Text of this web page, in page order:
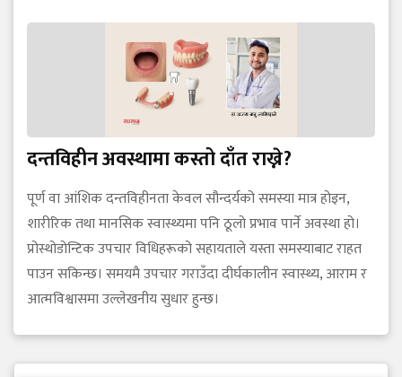
दन्तविहीन अवस्थामा कस्तो दाँत राख्ने?
पूर्ण वा आंशिक दन्तविहीनता केवल सौन्दर्यको समस्या मात्र होइन,
शारीरिक तथा मानसिक स्वास्थ्यमा पनि ठूलो प्रभाव पार्ने अवस्था हो।
प्रोस्थोडोन्टिक उपचार विधिहरूको सहायताले यस्ता समस्याबाट राहत
पाउन सकिन्छ। समयमै उपचार गराउँदा दीर्घकालीन स्वास्थ्य, आराम र
आत्मविश्वासमा उल्लेखनीय सुधार हुन्छ।